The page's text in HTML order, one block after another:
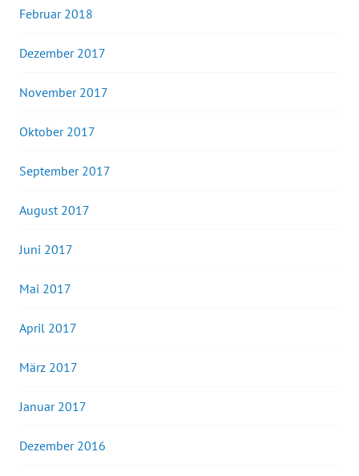
Februar 2018
Dezember 2017
November 2017
Oktober 2017
September 2017
August 2017
Juni 2017
Mai 2017
April 2017
März 2017
Januar 2017
Dezember 2016